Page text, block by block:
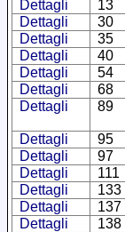
Dettagli
13
Dettagli
30
Dettagli
35
Dettagli
40
Dettagli
54
Dettagli
68
Dettagli
89
Dettagli
95
Dettagli
97
Dettagli
111
Dettagli
133
Dettagli
137
Dettagli
138